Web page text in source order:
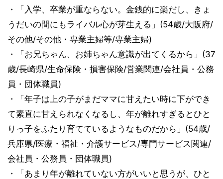
・「入学、卒業が重ならない。金銭的に楽だし、きょ
うだいの間にもライバル心が芽生える」(54歳/大阪府/
その他/その他・専業主婦等/専業主婦)
・「お兄ちゃん、お姉ちゃん意識が出てくるから」(37
歳/長崎県/生命保険・損害保険/営業関連/会社員・公務
員・団体職員)
・「年子は上の子がまだママに甘えたい時に下ができ
て素直に甘えられなくなるし、年が離れすぎるとひと
りっ子をふたり育てているようなものだから」(54歳/
兵庫県/医療・福祉・介護サービス/専門サービス関連/
会社員・公務員・団体職員)
・「あまり年が離れていない方がいいと思うが、ひと